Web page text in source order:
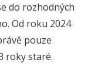
do rozhodných
Od roku 2024
pouze
roky staré.